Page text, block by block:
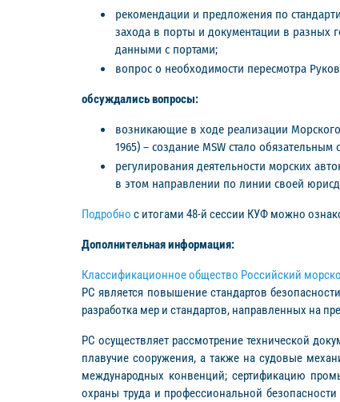
рекомендации и предложения по
захода в порты и документации в разных
данными с портами;
вопрос о необходимости пересмотра
обсуждались вопросы:
возникающие в ходе реализации
1965) – создание MSW стало обязательным
регулирования деятельности морских
в этом направлении по линии своей
Подробно с итогами 48-й сессии КУФ можно
Дополнительная информация:
Классификационное общество Российский
РС является повышение стандартов
разработка мер и стандартов, направленных на
РС осуществляет рассмотрение технической
плавучие сооружения, а также на судовые
международных конвенций; сертификацию
охраны труда и профессиональной